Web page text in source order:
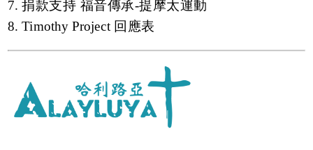
7. 捐款支持 福音傳承-提摩太運動
8. Timothy Project 回應表